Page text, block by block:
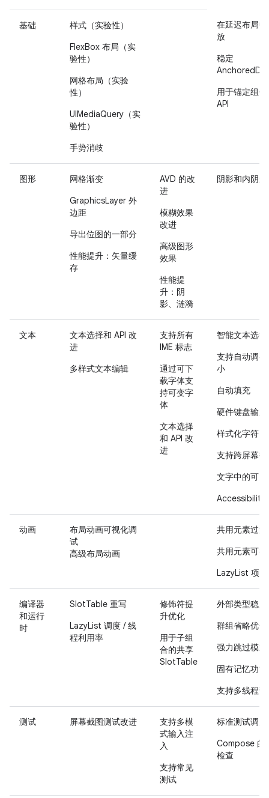
基础
样式（实验性）
FlexBox 布局（实
验性）
网格布局（实验
性）
UIMediaQuery（实
验性）
手势消歧
在延迟布局
放
稳定
用于锚定组
API
图形
网格渐变
GraphicsLayer 外
边距
导出位图的一部分
性能提升：矢量缓
存
AVD 的改
进
模糊效果
改进
高级图形
效果
性能提
升：阴
影、涟漪
阴影和内阴影
文本
文本选择和 API 改
进
多样式文本编辑
支持所有
IME 标志
通过可下
载字体支
持可变字
体
文本选择
和 API 改
进
智能文本选
支持自动调
小
自动填充
硬件键盘输入
样式化字符
支持跨屏幕拖
文字中的可
动画
布局动画可视化调
试
高级布局动画
共用元素过
共用元素可
LazyList 项
编译器
和运行
时
SlotTable 重写
LazyList 调度 / 线
程利用率
修饰符提
升优化
用于子组
合的共享
SlotTable
外部类型稳
群组省略优化
强力跳过模式
固有记忆功能
支持多线程
测试 屏幕截图测试改进
支持多模
式输入注
入
支持常见
测试
标准测试调
Compose 的
检查